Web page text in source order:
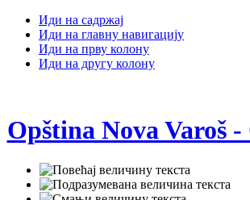
Иди на садржај
Иди на главну навигацију
Иди на прву колону
Иди на другу колону
Opština Nova Varoš